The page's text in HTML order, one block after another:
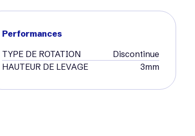
Performances
TYPE DE ROTATION
Discontinue
HAUTEUR DE LEVAGE
3mm